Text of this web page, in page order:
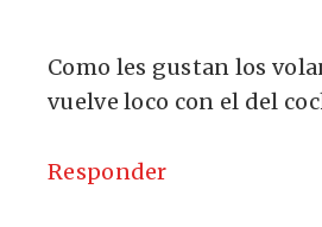
Como les gustan los
vuelve loco con el del
Responder